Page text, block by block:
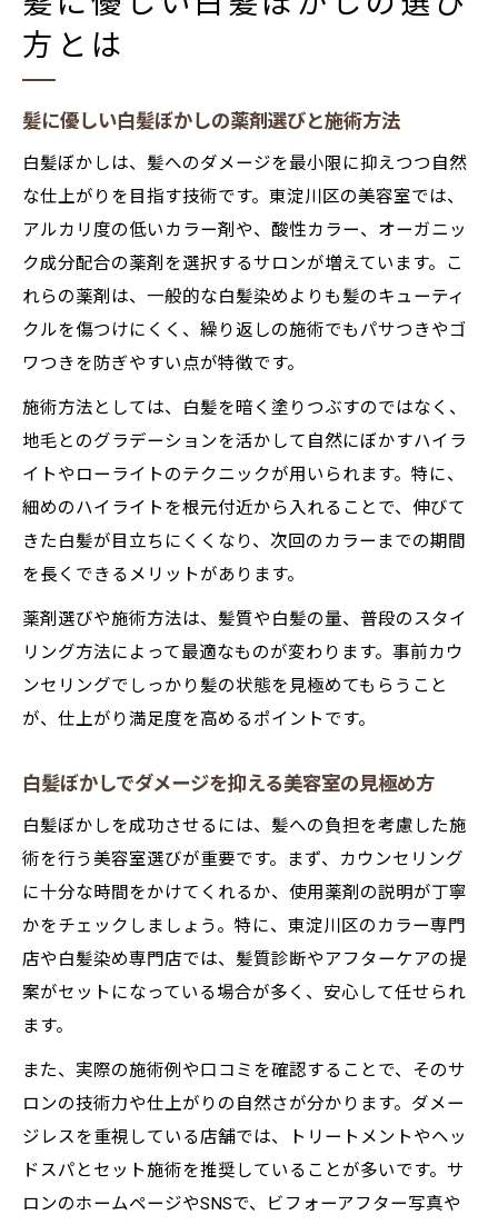
方とは
髪に優しい白髪ぼかしの薬剤選びと施術方法
白髪ぼかしは、髪へのダメージを最小限に抑えつつ自然
な仕上がりを目指す技術です。東淀川区の美容室では、
アルカリ度の低いカラー剤や、酸性カラー、オーガニッ
ク成分配合の薬剤を選択するサロンが増えています。こ
れらの薬剤は、一般的な白髪染めよりも髪のキューティ
クルを傷つけにくく、繰り返しの施術でもパサつきやゴ
ワつきを防ぎやすい点が特徴です。
施術方法としては、白髪を暗く塗りつぶすのではなく、
地毛とのグラデーションを活かして自然にぼかすハイラ
イトやローライトのテクニックが用いられます。特に、
細めのハイライトを根元付近から入れることで、伸びて
きた白髪が目立ちにくくなり、次回のカラーまでの期間
を長くできるメリットがあります。
薬剤選びや施術方法は、髪質や白髪の量、普段のスタイ
リング方法によって最適なものが変わります。事前カウ
ンセリングでしっかり髪の状態を見極めてもらうこと
が、仕上がり満足度を高めるポイントです。
白髪ぼかしでダメージを抑える美容室の見極め方
白髪ぼかしを成功させるには、髪への負担を考慮した施
術を行う美容室選びが重要です。まず、カウンセリング
に十分な時間をかけてくれるか、使用薬剤の説明が丁寧
かをチェックしましょう。特に、東淀川区のカラー専門
店や白髪染め専門店では、髪質診断やアフターケアの提
案がセットになっている場合が多く、安心して任せられ
ます。
また、実際の施術例や口コミを確認することで、そのサ
ロンの技術力や仕上がりの自然さが分かります。ダメー
ジレスを重視している店舗では、トリートメントやヘッ
ドスパとセット施術を推奨していることが多いです。サ
ロンのホームページやSNSで、ビフォーアフター写真や